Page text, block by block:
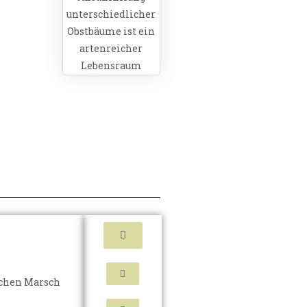
unterschiedlicher
Obstbäume ist ein
artenreicher
Lebensraum
Marsch